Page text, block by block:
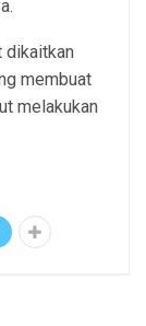
dikaitkan
membuat
melakukan